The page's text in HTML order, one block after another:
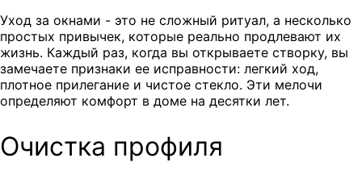
Уход за окнами - это не сложный ритуал, а несколько
простых привычек, которые реально продлевают их
жизнь. Каждый раз, когда вы открываете створку, вы
замечаете признаки ее исправности: легкий ход,
плотное прилегание и чистое стекло. Эти мелочи
определяют комфорт в доме на десятки лет.
Очистка профиля